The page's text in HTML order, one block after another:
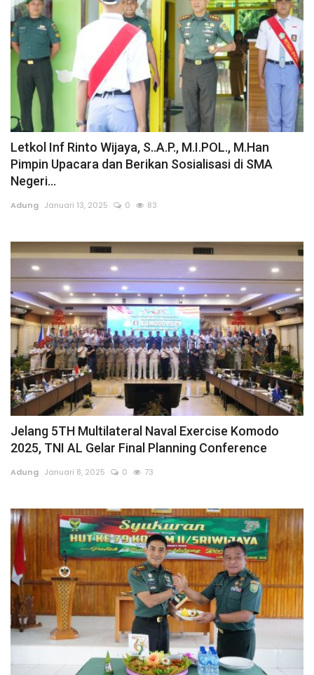
Letkol Inf Rinto Wijaya, S..A.P., M.I.POL., M.Han
Pimpin Upacara dan Berikan Sosialisasi di SMA
Negeri...
Adung Januari 13, 2025 0 83
Jelang 5TH Multilateral Naval Exercise Komodo
2025, TNI AL Gelar Final Planning Conference
Adung Januari 8, 2025 0 73